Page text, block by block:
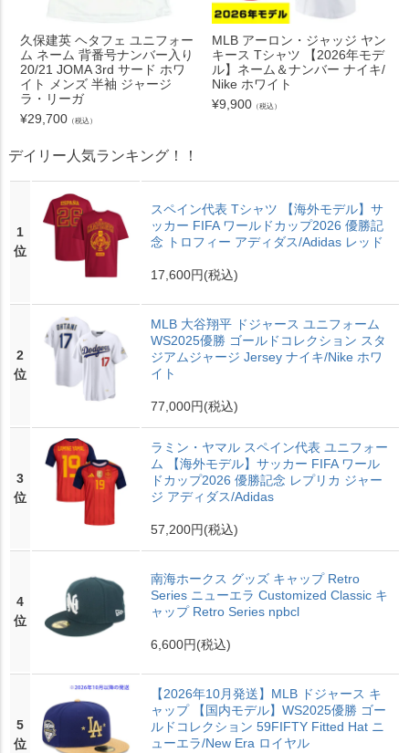
久保建英 ヘタフェ ユニフォー
ム ネーム 背番号ナンバー入り
20/21 JOMA 3rd サード ホワ
イト メンズ 半袖 ジャージ
ラ・リーガ
¥29,700 （税込）
MLB アーロン・ジャッジ ヤン
キース Tシャツ 【2026年モデ
ル】ネーム＆ナンバー ナイキ/
Nike ホワイト
¥9,900 （税込）
デイリー人気ランキング！！
1
位
スペイン代表 Tシャツ 【海外モデル】サ
ッカー FIFA ワールドカップ2026 優勝記
念 トロフィー アディダス/Adidas レッド
17,600円(税込)
2
位
MLB 大谷翔平 ドジャース ユニフォーム
WS2025優勝 ゴールドコレクション スタ
ジアムジャージ Jersey ナイキ/Nike ホワ
イト
77,000円(税込)
3
位
ラミン・ヤマル スペイン代表 ユニフォー
ム 【海外モデル】サッカー FIFA ワール
ドカップ2026 優勝記念 レプリカ ジャー
ジ アディダス/Adidas
57,200円(税込)
4
位
南海ホークス グッズ キャップ Retro
Series ニューエラ Customized Classic キ
ャップ Retro Series npbcl
6,600円(税込)
5
位
【2026年10月発送】MLB ドジャース キ
ャップ 【国内モデル】WS2025優勝 ゴー
ルドコレクション 59FIFTY Fitted Hat ニ
ューエラ/New Era ロイヤル